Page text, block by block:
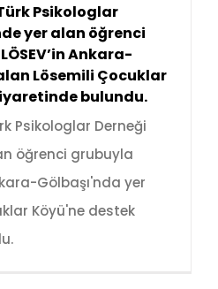
Psikologlar
yer alan öğrenci
Ankara-
Lösemili Çocuklar
bulundu.
Psikologlar Derneği
öğrenci grubuyla
Gölbaşı'nda yer
Köyü'ne destek